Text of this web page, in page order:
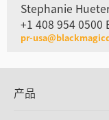
Stephanie
+1 408 954 0500
pr-
产品